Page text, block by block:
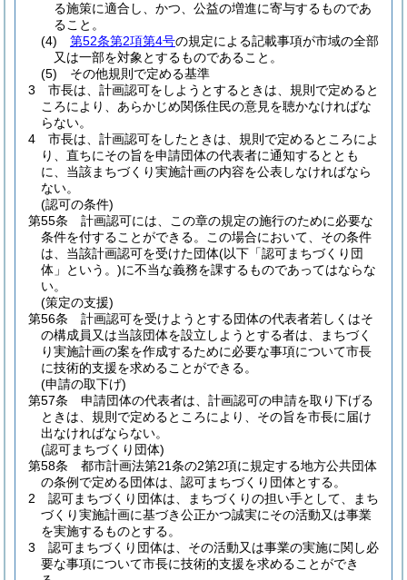
る施策に適合し、かつ、公益の増進に寄与するものであ
ること。
(4)
第52条第2項第4号の規定による記載事項が市域の全部
又は一部を対象とするものであること。
(5)
その他規則で定める基準
3
市長は、計画認可をしようとするときは、規則で定めると
ころにより、あらかじめ関係住民の意見を聴かなければな
らない。
4
市長は、計画認可をしたときは、規則で定めるところによ
り、直ちにその旨を申請団体の代表者に通知するととも
に、当該まちづくり実施計画の内容を公表しなければなら
ない。
(認可の条件)
第55条
計画認可には、この章の規定の施行のために必要な
条件を付することができる。
この場合において、その条件
は、当該計画認可を受けた団体(以下「認可まちづくり団
体」という。)に不当な義務を課するものであってはならな
い。
(策定の支援)
第56条
計画認可を受けようとする団体の代表者若しくはそ
の構成員又は当該団体を設立しようとする者は、まちづく
り実施計画の案を作成するために必要な事項について市長
に技術的支援を求めることができる。
(申請の取下げ)
第57条
申請団体の代表者は、計画認可の申請を取り下げる
ときは、規則で定めるところにより、その旨を市長に届け
出なければならない。
(認可まちづくり団体)
第58条
都市計画法第21条の2第2項に規定する地方公共団体
の条例で定める団体は、認可まちづくり団体とする。
2
認可まちづくり団体は、まちづくりの担い手として、まち
づくり実施計画に基づき公正かつ誠実にその活動又は事業
を実施するものとする。
3
認可まちづくり団体は、その活動又は事業の実施に関し必
要な事項について市長に技術的支援を求めることができ